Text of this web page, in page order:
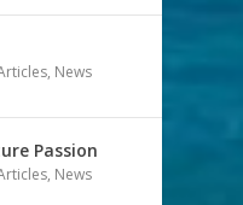
, News
Passion
, News